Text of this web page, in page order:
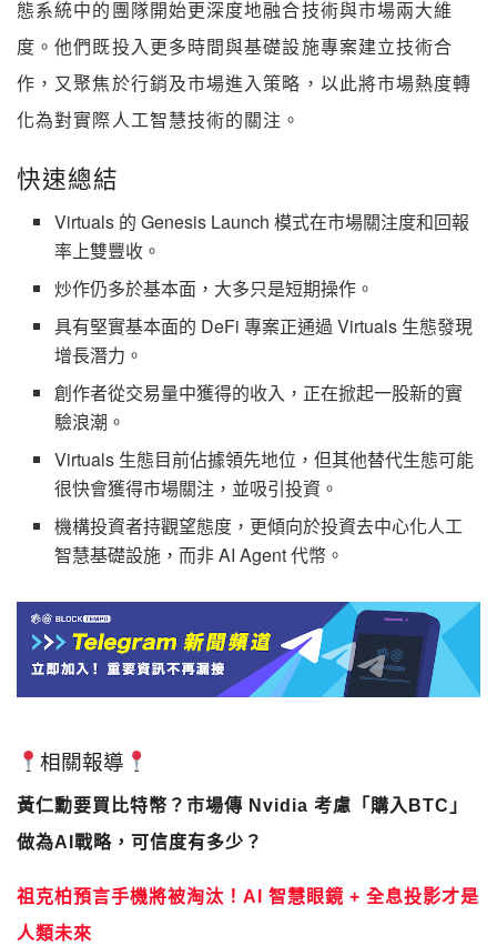
態系統中的團隊開始更深度地融合技術與市場兩大維
度。他們既投入更多時間與基礎設施專案建立技術合
作，又聚焦於行銷及市場進入策略，以此將市場熱度轉
化為對實際人工智慧技術的關注。
快速總結
Virtuals 的 Genesis Launch 模式在市場關注度和回報
率上雙豐收。
炒作仍多於基本面，大多只是短期操作。
具有堅實基本面的 DeFi 專案正通過 Virtuals 生態發現
增長潛力。
創作者從交易量中獲得的收入，正在掀起一股新的實
驗浪潮。
Virtuals 生態目前佔據領先地位，但其他替代生態可能
很快會獲得市場關注，並吸引投資。
機構投資者持觀望態度，更傾向於投資去中心化人工
智慧基礎設施，而非 AI Agent 代幣。
相關報導
黃仁勳要買比特幣？市場傳 Nvidia 考慮「購入BTC」
做為AI戰略，可信度有多少？
祖克柏預言手機將被淘汰！AI 智慧眼鏡 + 全息投影才是
人類未來